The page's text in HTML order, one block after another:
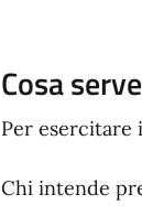
Cosa serve
Per
Chi intende